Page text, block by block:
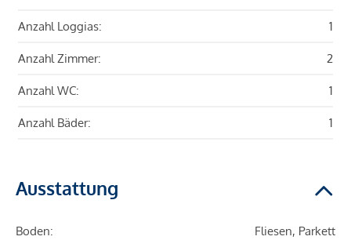
Anzahl Loggias: 1
Anzahl Zimmer: 2
Anzahl WC: 1
Anzahl Bäder: 1
Ausstattung
Boden: Fliesen, Parkett